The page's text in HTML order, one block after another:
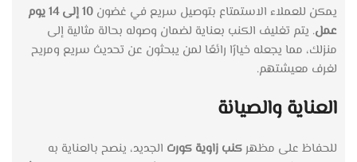
يمكن للعملاء الاستمتاع بتوصيل سريع في غضون
10 إلى 14 يوم
عمل. يتم تغليف الكنب بعناية لضمان وصوله بحالة مثالية إلى
منزلك، مما يجعله خيارًا رائعًا لمن يبحثون عن تحديث سريع ومريح
لغرف معيشتهم.
العناية والصيانة
للحفاظ على مظهر كنب زاوية كورت الجديد، ينصح بالعناية به